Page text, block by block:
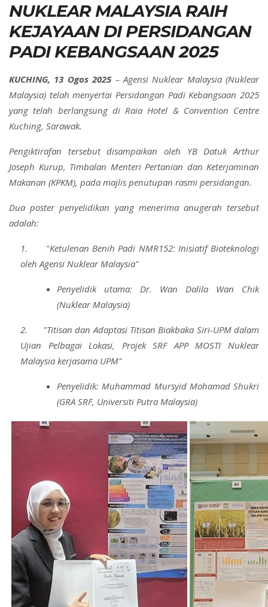
NUKLEAR MALAYSIA RAIH
KEJAYAAN DI PERSIDANGAN
PADI KEBANGSAAN 2025
KUCHING, 13 Ogos 2025– Agensi Nuklear Malaysia (Nuklear
Malaysia) telah menyertai Persidangan Padi Kebangsaan 2025
yang telah berlangsung di Raia Hotel & Convention Centre
Kuching, Sarawak.
Pengiktirafan tersebut disampaikan oleh YB Datuk Arthur
Joseph Kurup, Timbalan Menteri Pertanian dan Keterjaminan
Makanan (KPKM), pada majlis penutupan rasmi persidangan.
Dua poster penyelidikan yang menerima anugerah tersebut
adalah:
1. "Ketulenan Benih Padi NMR152: Inisiatif Bioteknologi
oleh Agensi Nuklear Malaysia"
Penyelidik utama: Dr. Wan Dalila Wan Chik
(Nuklear Malaysia)
2. "Titisan dan Adaptasi Titisan Biakbaka Siri-UPM dalam
Ujian Pelbagai Lokasi, Projek SRF APP MOSTI Nuklear
Malaysia kerjasama UPM"
Penyelidik: Muhammad Mursyid Mohamad Shukri
(GRA SRF, Universiti Putra Malaysia)